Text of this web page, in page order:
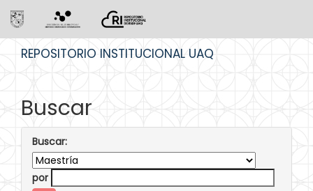
REPOSITORIO INSTITUCIONAL UAQ
Buscar
Buscar:
por